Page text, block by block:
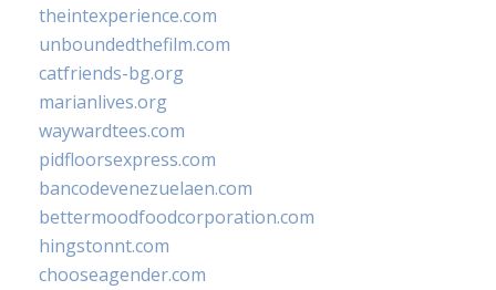
theintexperience.com
unboundedthefilm.com
catfriends-bg.org
marianlives.org
waywardtees.com
pidfloorsexpress.com
bancodevenezuelaen.com
bettermoodfoodcorporation.com
hingstonnt.com
chooseagender.com